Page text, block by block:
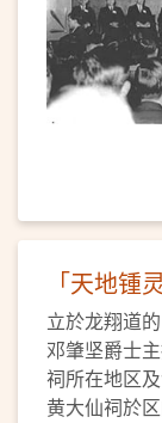
「天地锺
立於龙翔道
邓肇坚爵士
祠所在地区
黄大仙祠於